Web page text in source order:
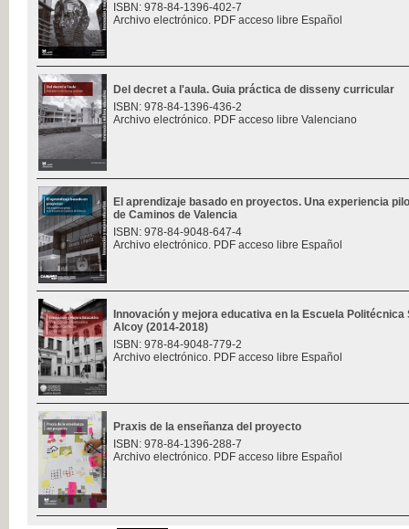
ISBN: 978-84-1396-402-7
Archivo electrónico. PDF acceso libre Español
Del decret a l'aula. Guia práctica de disseny curricular
ISBN: 978-84-1396-436-2
Archivo electrónico. PDF acceso libre Valenciano
El aprendizaje basado en proyectos. Una experiencia
de Caminos de Valencia
ISBN: 978-84-9048-647-4
Archivo electrónico. PDF acceso libre Español
Innovación y mejora educativa en la Escuela Politécnica
Alcoy (2014-2018)
ISBN: 978-84-9048-779-2
Archivo electrónico. PDF acceso libre Español
Praxis de la enseñanza del proyecto
ISBN: 978-84-1396-288-7
Archivo electrónico. PDF acceso libre Español